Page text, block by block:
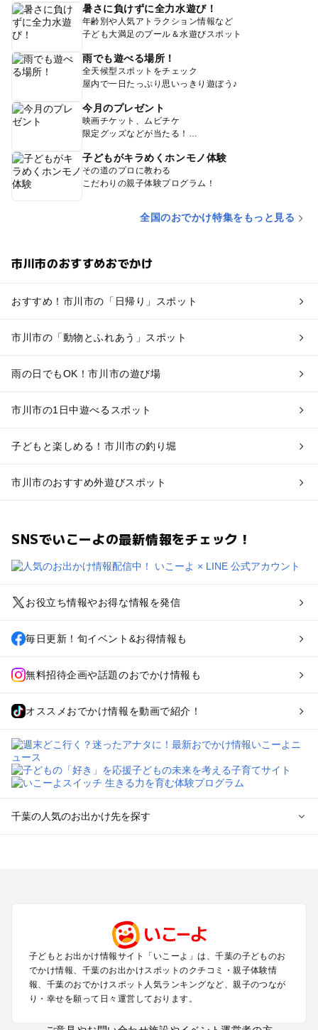
暑さに負けずに全力水遊び！
年齢別や人気アトラクション情報など
子ども大満足のプール＆水遊びスポット
雨でも遊べる場所！
全天候型スポットをチェック
屋内で一日たっぷり思いっきり遊ぼう♪
今月のプレゼント
映画チケット、ムビチケ
限定グッズなどが当たる！
子どもがキラめくホンモノ体験
その道のプロに教わる
こだわりの親子体験プログラム！
全国のおでかけ特集をもっと見る
市川市のおすすめおでかけ
おすすめ！市川市の「日帰り」スポット
市川市の「動物とふれあう」スポット
雨の日でもOK！市川市の遊び場
市川市の1日中遊べるスポット
子どもと楽しめる！市川市の釣り堀
市川市のおすすめ外遊びスポット
SNSでいこーよの最新情報をチェック！
お役立ち情報やお得な情報を発信
毎日更新！旬イベント&お得情報も
無料招待企画や話題のおでかけ情報も
オススメおでかけ情報を動画で紹介！
千葉の人気のお出かけ先を探す
成田・印西・酒々井のプールお出かけ
館山・南房総のプールお出かけ
九十九里・銚子のプールお出かけ
千葉市・市原のプールお出かけ
鴨川・勝浦・御宿のプールお出かけ
子どもとお出かけ情報サイト「いこーよ」は、千葉の子どものお
でかけ情報、千葉のお出かけスポットのクチコミ・親子体験情
報、千葉のおでかけスポット人気ランキングなど、親子のつなが
り・幸せを願って日々運営しております。